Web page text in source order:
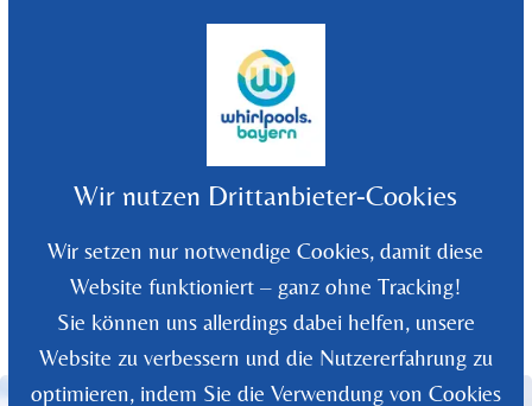
Whirlpools Bayern - Rüdiger Wolf
Wir nutzen Drittanbieter-Cookies
Wir setzen nur notwendige Cookies, damit diese
Website funktioniert – ganz ohne Tracking!
Sie können uns allerdings dabei helfen, unsere
Website zu verbessern und die Nutzererfahrung zu
optimieren, indem Sie die Verwendung von Cookies